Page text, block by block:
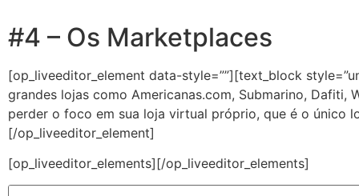
#4 – Os Marketplaces
[op_liveeditor_element data-style=””][text_block
grandes lojas como Americanas.com, Submarino, Dafiti,
perder o foco em sua loja virtual próprio, que é o único
[/op_liveeditor_element]
[op_liveeditor_elements][/op_liveeditor_elements]